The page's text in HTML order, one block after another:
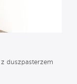
duszpasterzem